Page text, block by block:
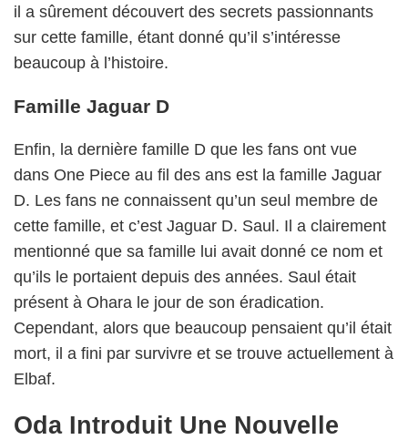
il a sûrement découvert des secrets passionnants
sur cette famille, étant donné qu’il s’intéresse
beaucoup à l’histoire.
Famille Jaguar D
Enfin, la dernière famille D que les fans ont vue
dans One Piece au fil des ans est la famille Jaguar
D. Les fans ne connaissent qu’un seul membre de
cette famille, et c’est Jaguar D. Saul. Il a clairement
mentionné que sa famille lui avait donné ce nom et
qu’ils le portaient depuis des années. Saul était
présent à Ohara le jour de son éradication.
Cependant, alors que beaucoup pensaient qu’il était
mort, il a fini par survivre et se trouve actuellement à
Elbaf.
Oda Introduit Une Nouvelle